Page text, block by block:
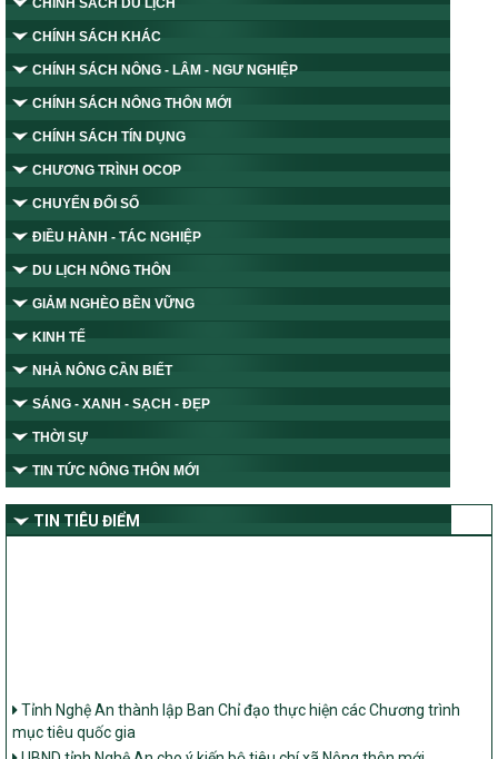
CHÍNH SÁCH KHÁC
CHÍNH SÁCH NÔNG - LÂM - NGƯ NGHIỆP
CHÍNH SÁCH NÔNG THÔN MỚI
CHÍNH SÁCH TÍN DỤNG
CHƯƠNG TRÌNH OCOP
CHUYỂN ĐỔI SỐ
ĐIỀU HÀNH - TÁC NGHIỆP
DU LỊCH NÔNG THÔN
GIẢM NGHÈO BỀN VỮNG
KINH TẾ
NHÀ NÔNG CẦN BIẾT
SÁNG - XANH - SẠCH - ĐẸP
THỜI SỰ
TIN TỨC NÔNG THÔN MỚI
TIN TIÊU ĐIỂM
Tỉnh Nghệ An thành lập Ban Chỉ đạo thực hiện các Chương trình
mục tiêu quốc gia
UBND tỉnh Nghệ An cho ý kiến bộ tiêu chí xã Nông thôn mới